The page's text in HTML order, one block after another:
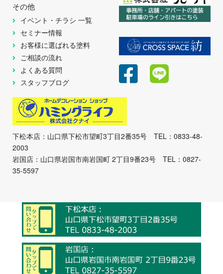
その他
イベント・チラシ 一覧
セミナー情報
お客様に選ばれる塗料
ご相談の流れ
よくある質問
スタッフブログ
下松本店：山口県下松市望町3丁目2番35号 TEL：0833-48-
2003
岩国店：山口県岩国市南岩国町 2丁目9番23号 TEL：0827-
35-5597